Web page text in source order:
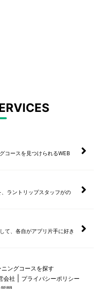
コースを見つけられるWEB
ラントリップスタッフがの
て、各自がアプリ片手に好き
ニングコースを探す
会社
プライバシーポリシー